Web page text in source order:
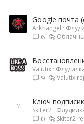
Google почта
Arkhangel
6
Valutix
9
Valutix
Ключ
Skiter2
0
Skiter2